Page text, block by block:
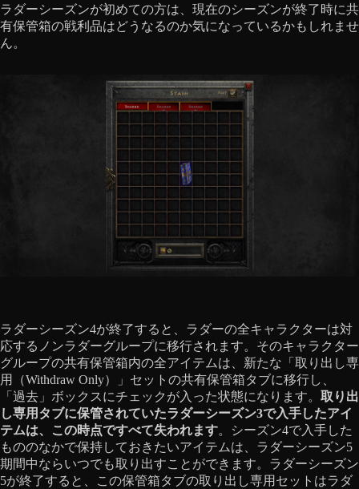
ラダーシーズンが初めての方は、現在のシーズンが終了時に共
有保管箱の戦利品はどうなるのか気になっているかもしれませ
ん。
ラダーシーズン4が終了すると、ラダーの全キャラクターは対
応するノンラダーグループに移行されます。そのキャラクター
グループの共有保管箱内の全アイテムは、新たな「取り出し専
用（Withdraw Only）」セットの共有保管箱タブに移行し、
「過去」ボックスにチェックが入った状態になります。 取り出
し専用タブに保管されていたラダーシーズン3で入手したアイ
テムは、この時点ですべて失われます。シーズン4で入手した
もののなかで保持しておきたいアイテムは、ラダーシーズン5
期間中ならいつでも取り出すことができます。ラダーシーズン
5が終了すると、この保管箱タブの取り出し専用セットはラダ